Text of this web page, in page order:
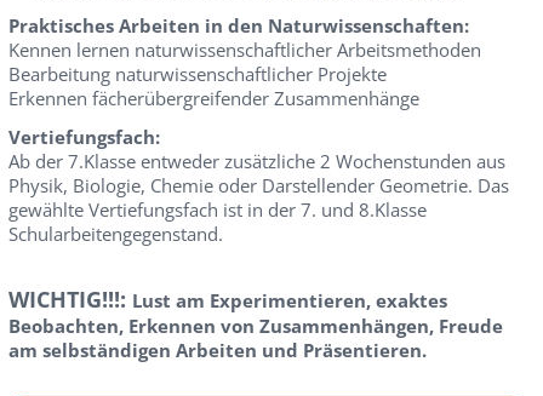
Praktisches Arbeiten in den Naturwissenschaften:
Kennen lernen naturwissenschaftlicher Arbeitsmethoden
Bearbeitung naturwissenschaftlicher Projekte
Erkennen fächerübergreifender Zusammenhänge
Vertiefungsfach:
Ab der 7.Klasse entweder zusätzliche 2 Wochenstunden aus
Physik, Biologie, Chemie oder Darstellender Geometrie. Das
gewählte Vertiefungsfach ist in der 7. und 8.Klasse
Schularbeitengegenstand.
WICHTIG!!!: Lust am Experimentieren, exaktes
Beobachten, Erkennen von Zusammenhängen, Freude
am selbständigen Arbeiten und Präsentieren.